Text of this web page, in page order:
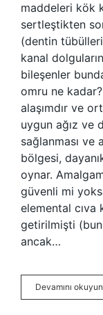
maddeleri kök
sertleştikten
(dentin
kanal
bileşenler
omru ne
alaşımdır ve
uygun ağız ve
sağlanması ve
bölgesi,
oynar.
güvenli mi
elemental cıva
getirilmişti
ancak…
Devamını okuyun